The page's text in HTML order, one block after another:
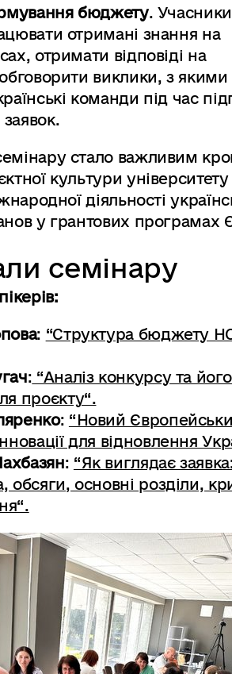
бюджету. Учасники
отримані знання на
отримати відповіді на
виклики, з якими
команди під час
стало важливим
культури університету
діяльності
у грантових програмах
семінару
: “Структура бюджету
: “Аналіз конкурсу та
проєкту“.
: “Новий
для відновлення
: “Як виглядає
обсяги, основні розділи,